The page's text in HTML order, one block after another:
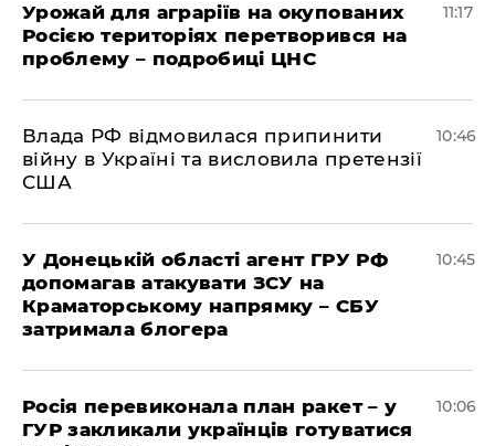
Урожай для аграріїв на окупованих
Росією територіях перетворився на
проблему – подробиці ЦНС
11:17
Влада РФ відмовилася припинити
війну в Україні та висловила претензії
США
10:46
У Донецькій області агент ГРУ РФ
допомагав атакувати ЗСУ на
Краматорському напрямку – СБУ
затримала блогера
10:45
Росія перевиконала план ракет – у
ГУР закликали українців готуватися
10:06